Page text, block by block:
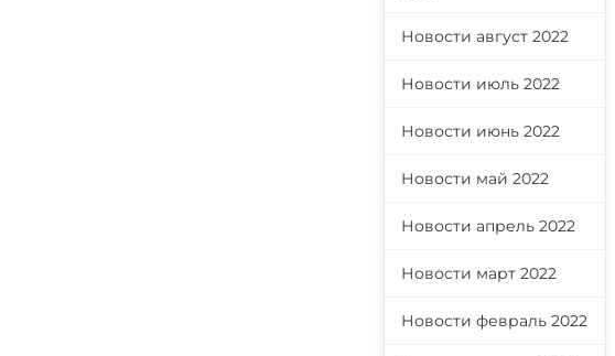
Новости август 2022
Новости июль 2022
Новости июнь 2022
Новости май 2022
Новости апрель 2022
Новости март 2022
Новости февраль 2022